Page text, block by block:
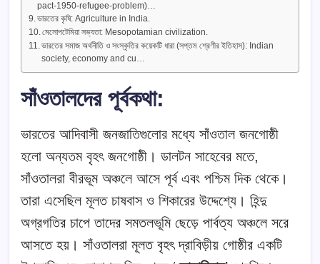
pact-1950-refugee-problem)…
ভারতের কৃষি: Agriculture in India.
মেসোপটেমিয়া সভ্যতা: Mesopotamian civilization.
ভারতের সমাজ অর্থনীতি ও সংস্কৃতির কয়েকটি ধারা (সপ্তম শ্রেণীর ইতিহাস): Indian
society, economy and cu…
সাঁওতালদের পূর্বকথা:
ভারতের আদিবাসী জনজাতিগুলোর মধ্যে সাঁওতাল জনগোষ্ঠী
হলো অন্যতম বৃহৎ জনগোষ্ঠী। ডালটন সাহেবের মতে,
সাঁওতালরা বীরভূম অঞ্চলে আসে পূর্ব এবং পশ্চিম দিক থেকে।
তারা এসেছিল মূলত চাষবাস ও শিকারের উদ্দেশ্যে। হিন্দু
অগ্রগতির চাপে তাদের সমতলভূমি ছেড়ে পার্বত্য অঞ্চলে সরে
আসতে হয়। সাঁওতালরা মূলত বৃহৎ দ্রাবিড়ীয় গোষ্ঠীর একটি